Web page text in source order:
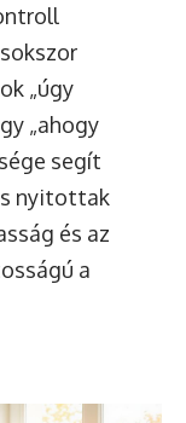
„úgy
„ahogy
segít
nyitottak
és az
a